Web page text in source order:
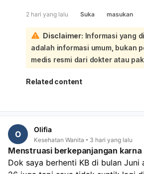
kurang tidur, perubahan gaya
yang memang sedang tidak
besar flek itu hanya tanda hormon
bukan penyebab langsung telat
Makan pisang atau makanan
langsung menghentikan flek atau
Yang lebih mungkin berpengaruh
hari, itu masih bisa termasuk
cukup, makan teratur, dan kurangi
periksa ke dokter kandungan atau
haid tidak datang sampai lebih
flek/pendarahan berulang terus,
2 hari yang lalu Suka masukan
Disclaimer: Informasi yang
adalah informasi umum, bukan
medis resmi dari dokter atau
Related content
O Olifia
Kesehatan Wanita 3 hari yang lalu
Menstruasi berkepanjangan
Dok saya berhenti KB di bulan Juni